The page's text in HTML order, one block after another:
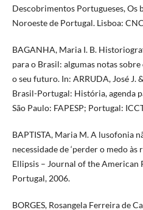
Descobrimentos Portugueses,
Noroeste de Portugal. Lisboa:
BAGANHA, Maria I. B.
para o Brasil: algumas notas sobre
o seu futuro. In: ARRUDA, José J.
Brasil-Portugal: História, agenda
São Paulo: FAPESP; Portugal:
BAPTISTA, Maria M. A lusofonia
necessidade de ‘perder o medo às
Ellipsis – Journal of the American
Portugal, 2006.
BORGES, Rosangela Ferreira de